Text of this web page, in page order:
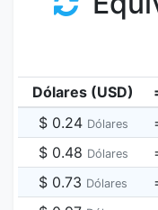
Dólares (USD)
$ 0.24 Dólares
$ 0.48 Dólares
$ 0.73 Dólares